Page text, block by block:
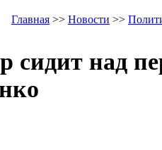
Главная >> Новости >>
сидит над